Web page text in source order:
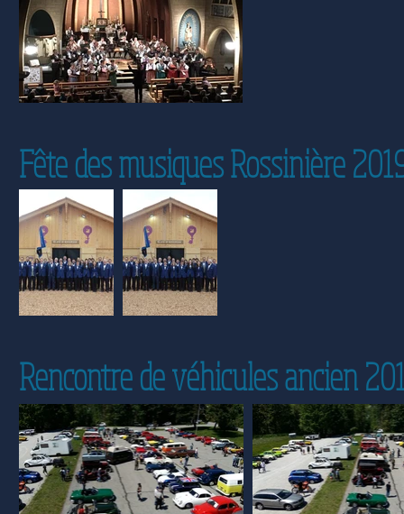
Fête des musiques Rossinière
Rencontre de véhicules ancien